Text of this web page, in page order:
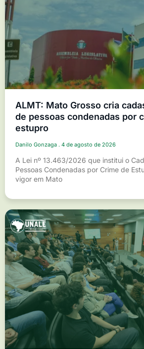
ALMT: Mato Grosso cria
de pessoas condenadas por
estupro
Danilo Gonzaga 4 de agosto de 2026
A Lei nº 13.463/2026 que institui o
Pessoas Condenadas por Crime de
vigor em Mato